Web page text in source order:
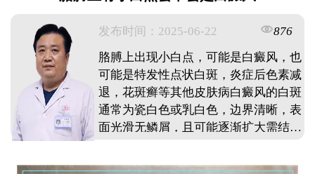
发布时间：2025-06-22
876
胳膊上出现小白点，可能是白癜风，也
可能是特发性点状白斑，炎症后色素减
退，花斑癣等其他皮肤病白癜风的白斑
通常为瓷白色或乳白色，边界清晰，表
面光滑无鳞屑，且可能逐渐扩大需结合
...